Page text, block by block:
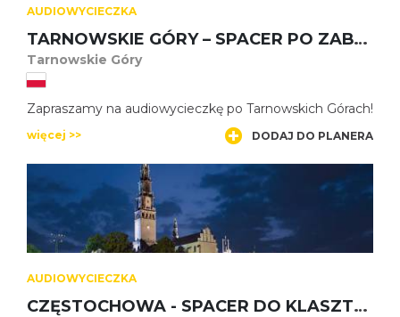
AUDIOWYCIECZKA
TARNOWSKIE GÓRY – SPACER PO ZABYTKOWEJ STARÓWCE
Tarnowskie Góry
Zapraszamy na audiowycieczkę po Tarnowskich Górach!
więcej >> DODAJ DO PLANERA
AUDIOWYCIECZKA
CZĘSTOCHOWA - SPACER DO KLASZTORU JASNOGÓRSKIEGO - DLA DZIECI